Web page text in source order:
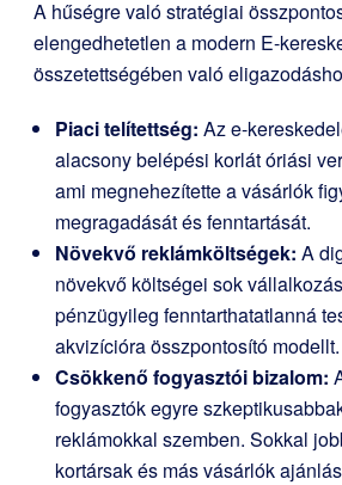
A hűségre való stratégiai
elengedhetetlen a modern E-
összetettségében való
Piaci telítettség: Az e-
alacsony belépési korlát óriási
ami megnehezítette a vásárlók
megragadását és fenntartását.
Növekvő reklámköltségek: A
növekvő költségei sok
pénzügyileg fenntarthatatlanná
akvizícióra összpontosító modellt.
Csökkenő fogyasztói bizalom:
fogyasztók egyre
reklámokkal szemben. Sokkal
kortársak és más vásárlók